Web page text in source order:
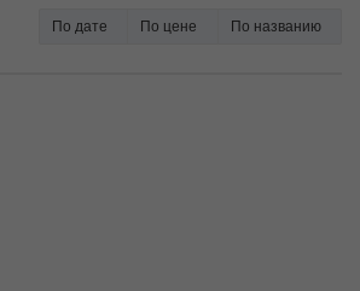
По дате По цене По названию